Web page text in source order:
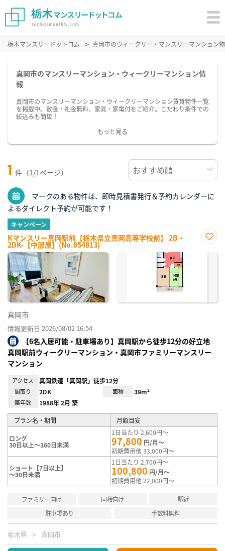
栃木マンスリードットコム 真岡市のウィークリー・マンスリーマンション
真岡市のマンスリーマンション・ウィークリーマンション情
報
真岡市のマンスリーマンション・ウィークリーマンション賃貸物件一覧
を掲載中。敷金・礼金無料、家具・家電付をご紹介。こだわり条件での
絞込みも簡単！
もっと見る
1 件（1/1ページ）
マークのある物件は、即時見積書発行＆予約カレンダーに
よるダイレクト予約が可能です！
キャンペーン
Kマンスリー真岡駅前【栃木県立真岡高等学校前】 2B・
2DK-【中部屋】(No.854813)
に入
真岡市
情報更新日 2026/08/02 16:54
【6名入居可能・駐車場あり】真岡駅から徒歩12分の好立地
真岡駅前ウィークリーマンション・真岡市ファミリーマンスリー
マンション
アクセス 真岡鉄道「真岡駅」徒歩12分
間取り 2DK 面積 39m²
築年数 1988年 2月 築
プラン名・期間 月額目安
ロング
30日以上～360日未満
1日当たり 2,600円～
97,800 円/月～
初期費用他 33,000円～
ショート【7日以上】
～30日未満
1日当たり 2,700円～
100,800 円/月～
初期費用他 22,000円～
ファミリー向け 同棲向け
駅近
駐車場あり
手数料無料
栃木県 真岡市